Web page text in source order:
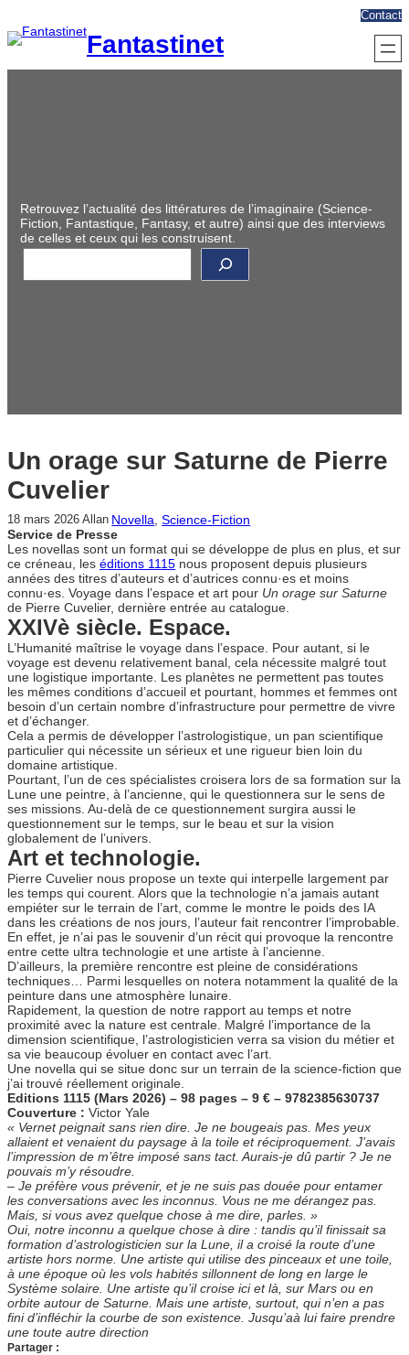
au
contenu
Fantastinet
Contact
Retrouvez l’actualité des littératures de l’imaginaire (Science-
Fiction, Fantastique, Fantasy, et autre) ainsi que des interviews
de celles et ceux qui les construisent.
R
c
Un orage sur Saturne de Pierre
Cuvelier
18 mars 2026 Allan Novella , Science-Fiction
Service de Presse
Les novellas sont un format qui se développe de plus en plus, et sur
ce créneau, les éditions 1115 nous proposent depuis plusieurs
années des titres d’auteurs et d’autrices connu·es et moins
connu·es. Voyage dans l’espace et art pour Un orage sur Saturne
de Pierre Cuvelier, dernière entrée au catalogue.
XXIVè siècle. Espace.
L’Humanité maîtrise le voyage dans l’espace. Pour autant, si le
voyage est devenu relativement banal, cela nécessite malgré tout
une logistique importante. Les planètes ne permettent pas toutes
les mêmes conditions d’accueil et pourtant, hommes et femmes ont
besoin d’un certain nombre d’infrastructure pour permettre de vivre
et d’échanger.
Cela a permis de développer l’astrologistique, un pan scientifique
particulier qui nécessite un sérieux et une rigueur bien loin du
domaine artistique.
Pourtant, l’un de ces spécialistes croisera lors de sa formation sur la
Lune une peintre, à l’ancienne, qui le questionnera sur le sens de
ses missions. Au-delà de ce questionnement surgira aussi le
questionnement sur le temps, sur le beau et sur la vision
globalement de l’univers.
Art et technologie.
Pierre Cuvelier nous propose un texte qui interpelle largement par
les temps qui courent. Alors que la technologie n’a jamais autant
empiéter sur le terrain de l’art, comme le montre le poids des IA
dans les créations de nos jours, l’auteur fait rencontrer l’improbable.
En effet, je n’ai pas le souvenir d’un récit qui provoque la rencontre
entre cette ultra technologie et une artiste à l’ancienne.
D’ailleurs, la première rencontre est pleine de considérations
techniques… Parmi lesquelles on notera notamment la qualité de la
peinture dans une atmosphère lunaire.
Rapidement, la question de notre rapport au temps et notre
proximité avec la nature est centrale. Malgré l’importance de la
dimension scientifique, l’astrologisticien verra sa vision du métier et
sa vie beaucoup évoluer en contact avec l’art.
Une novella qui se situe donc sur un terrain de la science-fiction que
j’ai trouvé réellement originale.
Editions 1115 (Mars 2026) – 98 pages – 9 € – 9782385630737
Couverture : Victor Yale
« Vernet peignait sans rien dire. Je ne bougeais pas. Mes yeux
allaient et venaient du paysage à la toile et réciproquement. J’avais
l’impression de m’être imposé sans tact. Aurais-je dû partir ? Je ne
pouvais m’y résoudre.
– Je préfère vous prévenir, et je ne suis pas douée pour entamer
les conversations avec les inconnus. Vous ne me dérangez pas.
Mais, si vous avez quelque chose à me dire, parles. »
Oui, notre inconnu a quelque chose à dire : tandis qu’il finissait sa
formation d’astrologisticien sur la Lune, il a croisé la route d’une
artiste hors norme. Une artiste qui utilise des pinceaux et une toile,
à une époque où les vols habités sillonnent de long en large le
Système solaire. Une artiste qu’il croise ici et là, sur Mars ou en
orbite autour de Saturne. Mais une artiste, surtout, qui n’en a pas
fini d’infléchir la courbe de son existence. Jusqu’aà lui faire prendre
une toute autre direction
Partager :